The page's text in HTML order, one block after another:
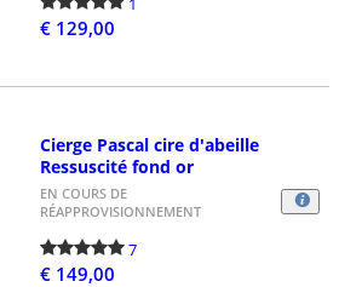
€ 129,00
Cierge Pascal cire d'abeille
Ressuscité fond or
EN COURS DE
RÉAPPROVISIONNEMENT
7
€ 149,00